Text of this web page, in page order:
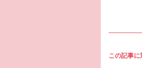
この記事に